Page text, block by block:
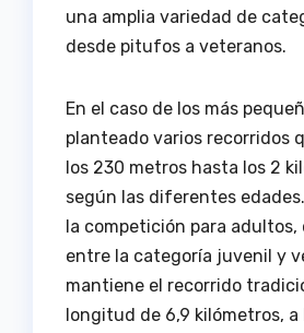
una amplia variedad de
desde pitufos a veteranos.
En el caso de los más
planteado varios recorridos
los 230 metros hasta los 2
según las diferentes
la competición para
entre la categoría juvenil y
mantiene el recorrido
longitud de 6,9 kilómetros, a